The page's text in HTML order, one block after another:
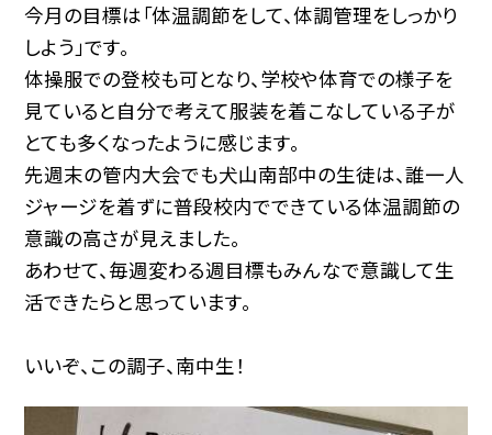
今月の目標は「体温調節をして、体調管理をしっかり
しよう」です。
体操服での登校も可となり、学校や体育での様子を
見ていると自分で考えて服装を着こなしている子が
とても多くなったように感じます。
先週末の管内大会でも犬山南部中の生徒は、誰一人
ジャージを着ずに普段校内でできている体温調節の
意識の高さが見えました。
あわせて、毎週変わる週目標もみんなで意識して生
活できたらと思っています。
いいぞ、この調子、南中生！